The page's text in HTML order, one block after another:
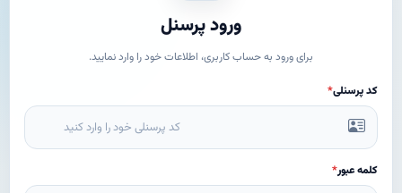
ورود پرسنل
برای ورود به حساب کاربری، اطلاعات خود را وارد نمایید.
کد پرسنلی*
کلمه عبور*